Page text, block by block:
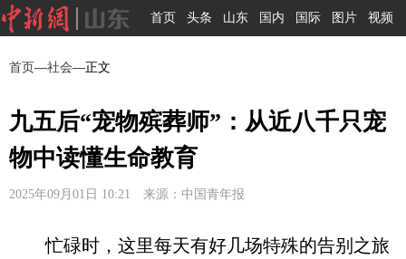
首页 头条 山东 国内 国际 图片 视频
首页—社会—正文
九五后“宠物殡葬师”：从近八千只宠
物中读懂生命教育
2025年09月01日 10:21 来源：中国青年报
忙碌时，这里每天有好几场特殊的告别之旅